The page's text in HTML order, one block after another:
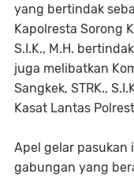
yang bertindak
Kapolresta Sorong
S.I.K., M.H.
juga melibatkan
Sangkek, STRK.,
Kasat Lantas
Apel gelar pasukan
gabungan yang